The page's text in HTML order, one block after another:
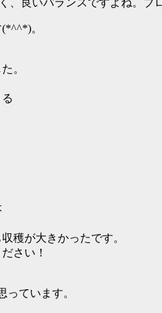
、良いバランスですよね。ブ
。
。
穫が大きかったです。
さい！
ています。